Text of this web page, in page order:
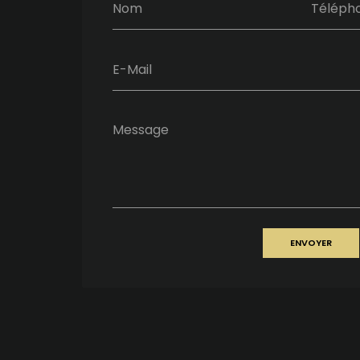
Nom
E-Mail
Message
ENVOYER